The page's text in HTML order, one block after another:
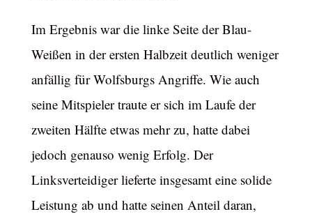
Im Ergebnis war die linke Seite der Blau-
Weißen in der ersten Halbzeit deutlich weniger
anfällig für Wolfsburgs Angriffe. Wie auch
seine Mitspieler traute er sich im Laufe der
zweiten Hälfte etwas mehr zu, hatte dabei
jedoch genauso wenig Erfolg. Der
Linksverteidiger lieferte insgesamt eine solide
Leistung ab und hatte seinen Anteil daran,